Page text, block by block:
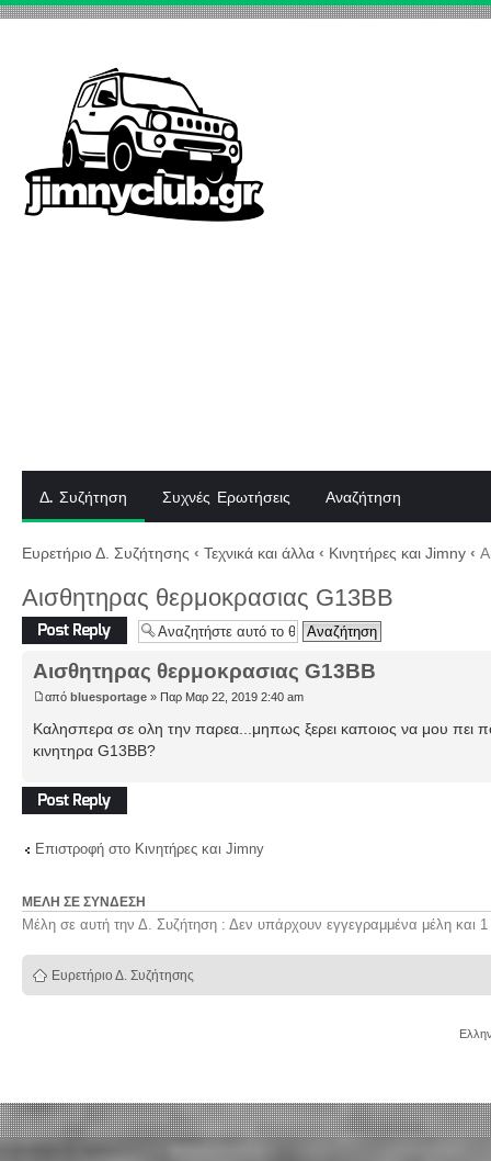
Δ. Συζήτηση Συχνές Ερωτήσεις Αναζήτηση
Ευρετήριο Δ. Συζήτησης ‹ Τεχνικά και άλλα ‹ Κινητήρες και Jimny ‹
Αισθητηρας θερμοκρασιας G13BB
Δημιουργία
απάντησης
Αισθητηρας θερμοκρασιας G13BB
από bluesportage » Παρ Μαρ 22, 2019 2:40 am
Καλησπερα σε ολη την παρεα...μηπως ξερει καποιος να μου πει
κινητηρα G13BB?
Δημιουργία
απάντησης
Επιστροφή στο Κινητήρες και Jimny
ΜΈΛΗ ΣΕ ΣΎΝΔΕΣΗ
Μέλη σε αυτή την Δ. Συζήτηση : Δεν υπάρχουν εγγεγραμμένα μέλη και 1
Ευρετήριο Δ. Συζήτησης